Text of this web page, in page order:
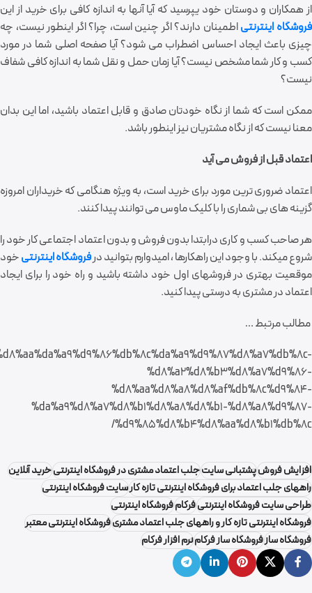
از همکاران و دوستان خود یپرسید که آیا آنها به اندازه کافی برای خرید از این
فروشگاه اینترنتیاطمینان دارند؟ اگر چنین است، چرا؟ اگر اینطور نیست، چه
چیزی باعث ایجاد احساس اضطراب می شود؟ آیا صفحه اصلی شما در مورد
کسب و کار شما مشخص نیست؟ آیا زمان حمل و نقل شما به اندازه کافی شفاف
نیست؟
ممکن است که شما از نگاه خودتان صادق و قابل اعتماد باشید، اما این بدان
معنا نیست که از نگاه مشتریان نیز اینطور باشد.
اعتماد قبل از فروش می آید
اعتماد ضروری ترین مورد برای خرید است، به ویژه هنگامی که خریداران امروزه
گزینه های بی شماری را با کلیک ماوس می توانند پیدا کنند.
هر صاحب کسب و کاری درابتدا بدون فروش و بدون اعتماد اجتماعی کار خود را
شروع میکند. با وجود این راهکارها ، امیدوارم بتوانید درفروشگاه اینترنتیخود
موقعیت بهتری در فروشهای اول خود داشته باشید و راه خود را برای ایجاد
اعتماد در مشتری به درستی پیدا کنید.
مطالب مرتبط …
%d8%a2%d8%b3%d8%a7%d9%86-
%d8%aa%d8%a8%d8%af%db%8c%d9%84-
%da%a9%d8%a7%d8%b1%d8%a8%d8%b1-%d8%a8%d9%87-
%d9%85%d8%b4%d8%aa%d8%b1%db%8c/
افزایش فروشپشتبانی سایتجلب اعتماد مشتری در فروشگاه اینترنتیخرید آنلاین
راههای جلب اعتماد برای فروشگاه اینترنتی تازه کارسایت فروشگاه اینترنتی
طراحی سایت فروشگاه اینترنتیفرکامفروشگاه اینترنتی
فروشگاه اینترنتی تازه کار و راههای جلب اعتماد مشتریفروشگاه اینترنتی معتبر
فروشگاه سازفروشگاه ساز فرکامنرم افزار فرکام